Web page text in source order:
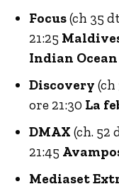
Focus(ch 35
21:25
Indian Ocean
Discovery (ch
ore 21:30 La
DMAX (ch. 52
21:45
Mediaset